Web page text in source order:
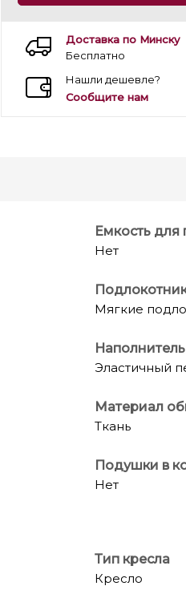
Доставка по Минску
Бесплатно
Нашли дешевле?
Сообщите нам
Емкость для
Нет
Мягкие
Наполнитель
Эластичный
Материал
Ткань
Подушки в
Нет
Тип кресла
Кресло